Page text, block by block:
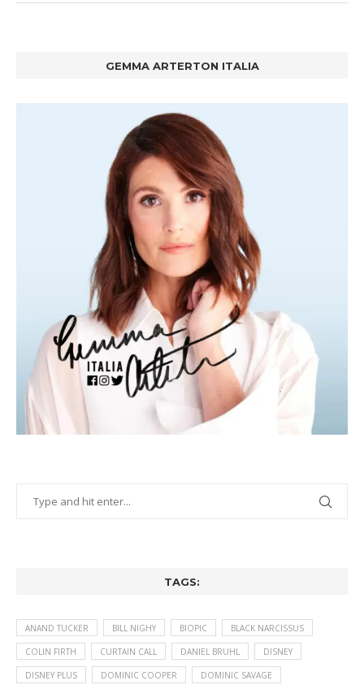
GEMMA ARTERTON ITALIA
TAGS:
ANAND TUCKER BILL NIGHY BIOPIC BLACK NARCISSUS
COLIN FIRTH CURTAIN CALL DANIEL BRUHL DISNEY
DISNEY PLUS DOMINIC COOPER DOMINIC SAVAGE